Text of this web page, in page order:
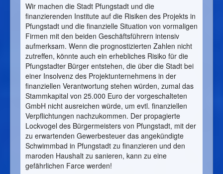
Wir machen die Stadt Pfungstadt und die
finanzierenden Institute auf die Risiken des Projekts in
Pfungstadt und die finanzielle Situation von vormaligen
Firmen mit den beiden Geschäftsführern intensiv
aufmerksam. Wenn die prognostizierten Zahlen nicht
zutreffen, könnte auch ein erhebliches Risiko für die
Pfungstadter Bürger entstehen, die über die Stadt bei
einer Insolvenz des Projektunternehmens in der
finanziellen Verantwortung stehen würden, zumal das
Stammkapital von 25.000 Euro der vorgeschalteten
GmbH nicht ausreichen würde, um evtl. finanziellen
Verpflichtungen nachzukommen. Der propagierte
Lockvogel des Bürgermeisters von Pfungstadt, mit der
zu erwartenden Gewerbesteuer das angekündigte
Schwimmbad in Pfungstadt zu finanzieren und den
maroden Haushalt zu sanieren, kann zu eine
gefährlichen Farce werden!